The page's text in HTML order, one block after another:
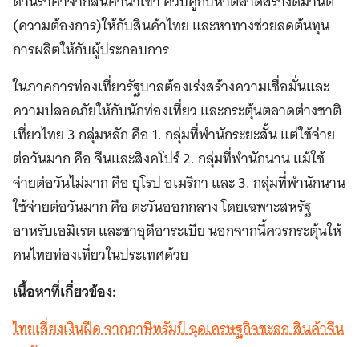
(ความต้องการ)ให้กับสินค้าไทย และหาทางช่วยลดต้นทุน
การผลิตให้กับผู้ประกอบการ
ในภาคการท่องเที่ยวรัฐบาลต้องเร่งสร้างความเชื่อมั่นและ
ความปลอดภัยให้กับนักท่องเที่ยว และกระตุ้นตลาดต่างชาติ
เที่ยวไทย 3 กลุ่มหลัก คือ 1. กลุ่มที่พำนักระยะสั้น แต่ใช้จ่าย
ต่อวันมาก คือ จีนและสิงคโปร์ 2. กลุ่มที่พำนักนาน แม้ใช้
จ่ายต่อวันไม่มาก คือ ยุโรป อเมริกา และ 3. กลุ่มที่พำนักนาน
ใช้จ่ายต่อวันมาก คือ ตะวันออกกลาง โดยเฉพาะสหรัฐ
อาหรับเอมิเรต และซาอุดีอาระเบีย นอกจากนี้ควรกระตุ้นให้
คนไทยท่องเที่ยวในประเทศด้วย
เนื้อหาที่เกี่ยวข้อง:
ไทยเสี่ยงเงินฝืด จากภาษีทรัมป์ ฉุดเศรษฐกิจชะลอ สินค้าจีน